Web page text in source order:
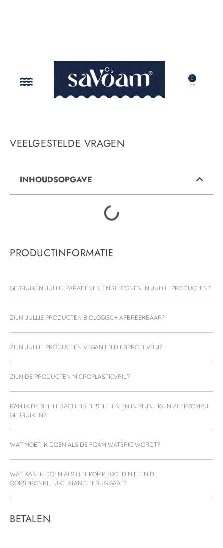
0
VEELGESTELDE VRAGEN
INHOUDSOPGAVE
PRODUCTINFORMATIE
GEBRUIKEN JULLIE PARABENEN EN SILICONEN IN JULLIE PRODUCTEN?
ZIJN JULLIE PRODUCTEN BIOLOGISCH AFBREEKBAAR?
ZIJN JULLIE PRODUCTEN VEGAN EN DIERPROEFVRIJ?
ZIJN DE PRODUCTEN MICROPLASTICVRIJ?
KAN IK DE REFILL SACHETS BESTELLEN EN IN MIJN EIGEN ZEEPPOMPJE
GEBRUIKEN?
WAT MOET IK DOEN ALS DE FOAM WATERIG WORDT?
WAT KAN IK DOEN ALS HET POMPHOOFD NIET IN DE
OORSPRONKELIJKE STAND TERUG GAAT?
BETALEN